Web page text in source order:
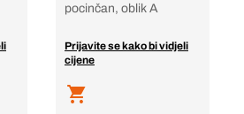
pocinčan, oblik A
Prijavite se kako bi vidjeli
cijene